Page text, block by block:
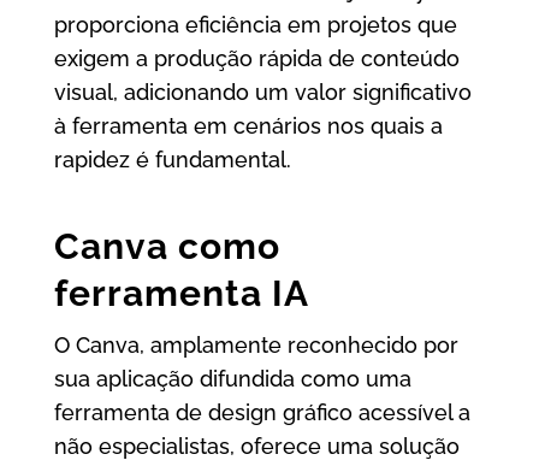
proporciona eficiência em projetos que
exigem a produção rápida de conteúdo
visual, adicionando um valor significativo
à ferramenta em cenários nos quais a
rapidez é fundamental.
Canva como
ferramenta IA
O Canva, amplamente reconhecido por
sua aplicação difundida como uma
ferramenta de design gráfico acessível a
não especialistas, oferece uma solução